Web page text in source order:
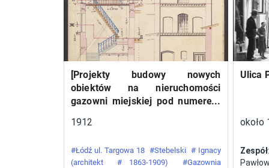
1930. Była to druga pod
względem liczebności
ekipa (12 załóg),
startująca wyłącznie na
samolotach polskiej
konstrukcji. W Challenge’u
zwycięstwo odnieśli
Franciszek Żwirko i
[Projekty budowy nowych
obiektów na nieruchomości
gazowni miejskiej pod numerem
Łodzi]
1912
#Łódź ul. Targowa 18 #Stebelski # Ignacy
(architekt
# 1863-1909)
#Gazownia
Ulica
około
Zespół